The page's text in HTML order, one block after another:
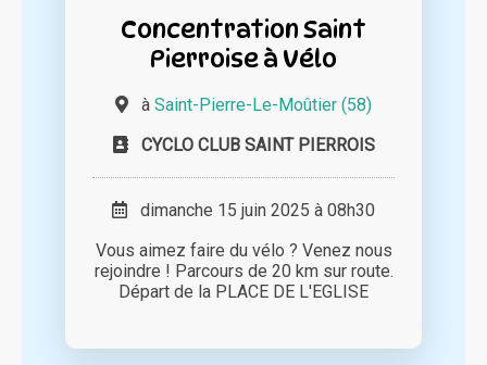
Concentration Saint
Pierroise à Vélo
à Saint-Pierre-Le-Moûtier (58)
CYCLO CLUB SAINT PIERROIS
dimanche 15 juin 2025 à 08h30
Vous aimez faire du vélo ? Venez nous
rejoindre ! Parcours de 20 km sur route.
Départ de la PLACE DE L'EGLISE